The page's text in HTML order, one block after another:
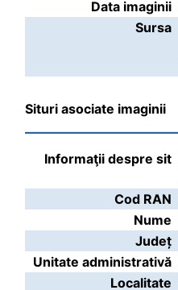
Data imaginii
Sursa
Situri asociate imaginii
Informaţii despre sit
Cod RAN
Nume
Județ
Unitate administrativă
Localitate